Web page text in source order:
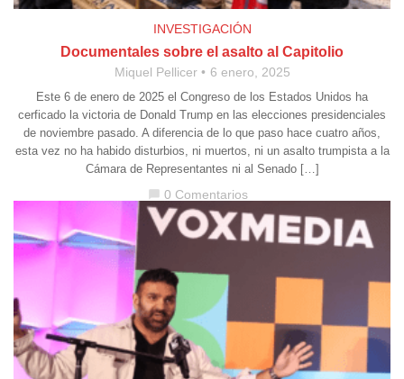
INVESTIGACIÓN
Documentales sobre el asalto al Capitolio
Miquel Pellicer 6 enero, 2025
Este 6 de enero de 2025 el Congreso de los Estados Unidos ha
cerficado la victoria de Donald Trump en las elecciones presidenciales
de noviembre pasado. A diferencia de lo que paso hace cuatro años,
esta vez no ha habido disturbios, ni muertos, ni un asalto trumpista a la
Cámara de Representantes ni al Senado […]
chat_bubble 0 Comentarios